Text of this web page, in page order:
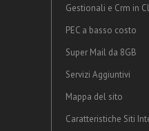
Gestionali e Crm in
PEC a basso costo
Super Mail da 8GB
Servizi Aggiuntivi
Mappa del sito
Caratteristiche Siti